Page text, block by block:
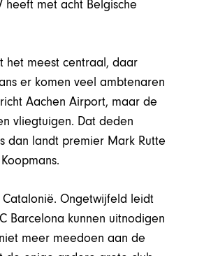
heeft met acht Belgische
het meest centraal, daar
er komen veel ambtenaren
Aachen Airport, maar de
vliegtuigen. Dat deden
dan landt premier Mark Rutte
Ongetwijfeld leidt
Barcelona kunnen uitnodigen
meer meedoen aan de